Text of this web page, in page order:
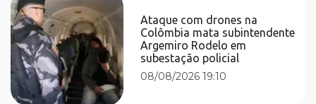
Ataque com drones na
Colômbia mata subintendente
Argemiro Rodelo em
subestação policial
08/08/2026 19:10